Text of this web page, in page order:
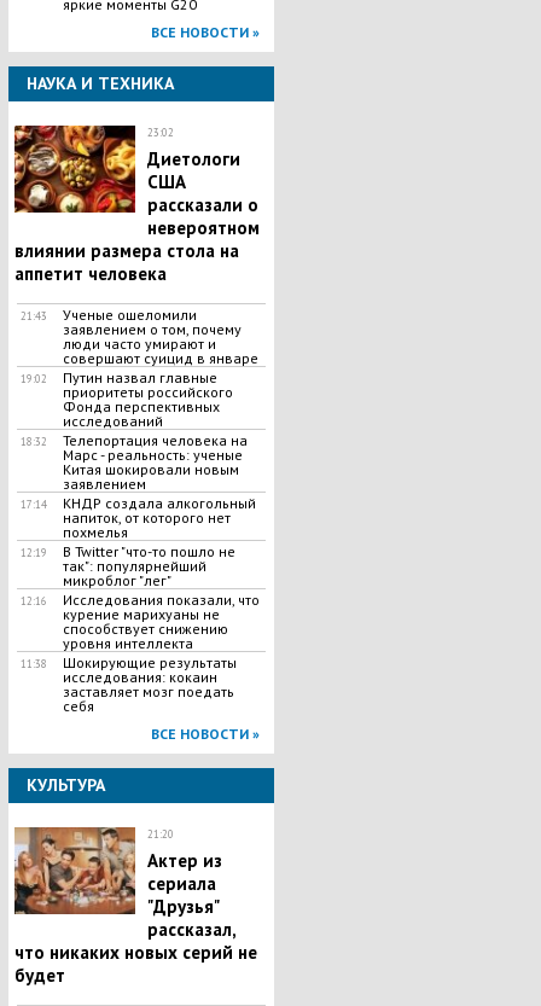
яркие моменты G20
ВСЕ НОВОСТИ »
НАУКА И ТЕХНИКА
23:02
Диетологи
США
рассказали о
невероятном
влиянии размера стола на
аппетит человека
21:43
Ученые ошеломили
заявлением о том, почему
люди часто умирают и
совершают суицид в январе
19:02
Путин назвал главные
приоритеты российского
Фонда перспективных
исследований
18:32
Телепортация человека на
Марс - реальность: ученые
Китая шокировали новым
заявлением
17:14
КНДР создала алкогольный
напиток, от которого нет
похмелья
12:19
В Twitter "что-то пошло не
так": популярнейший
микроблог "лег"
12:16
Исследования показали, что
курение марихуаны не
способствует снижению
уровня интеллекта
11:38
Шокирующие результаты
исследования: кокаин
заставляет мозг поедать
себя
ВСЕ НОВОСТИ »
КУЛЬТУРА
21:20
Актер из
сериала
"Друзья"
рассказал,
что никаких новых серий не
будет